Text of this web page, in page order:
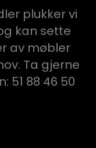
plukker vi
kan sette
av møbler
Ta gjerne
51 88 46 50